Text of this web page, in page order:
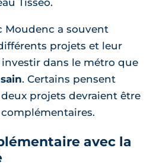
Tisséo.
Moudenc a souvent
projets et leur
dans le métro que
. Certains pensent
projets devraient être
avec la